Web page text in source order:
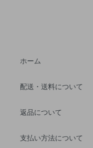
ホーム
配送・送料について
返品について
支払い方法について